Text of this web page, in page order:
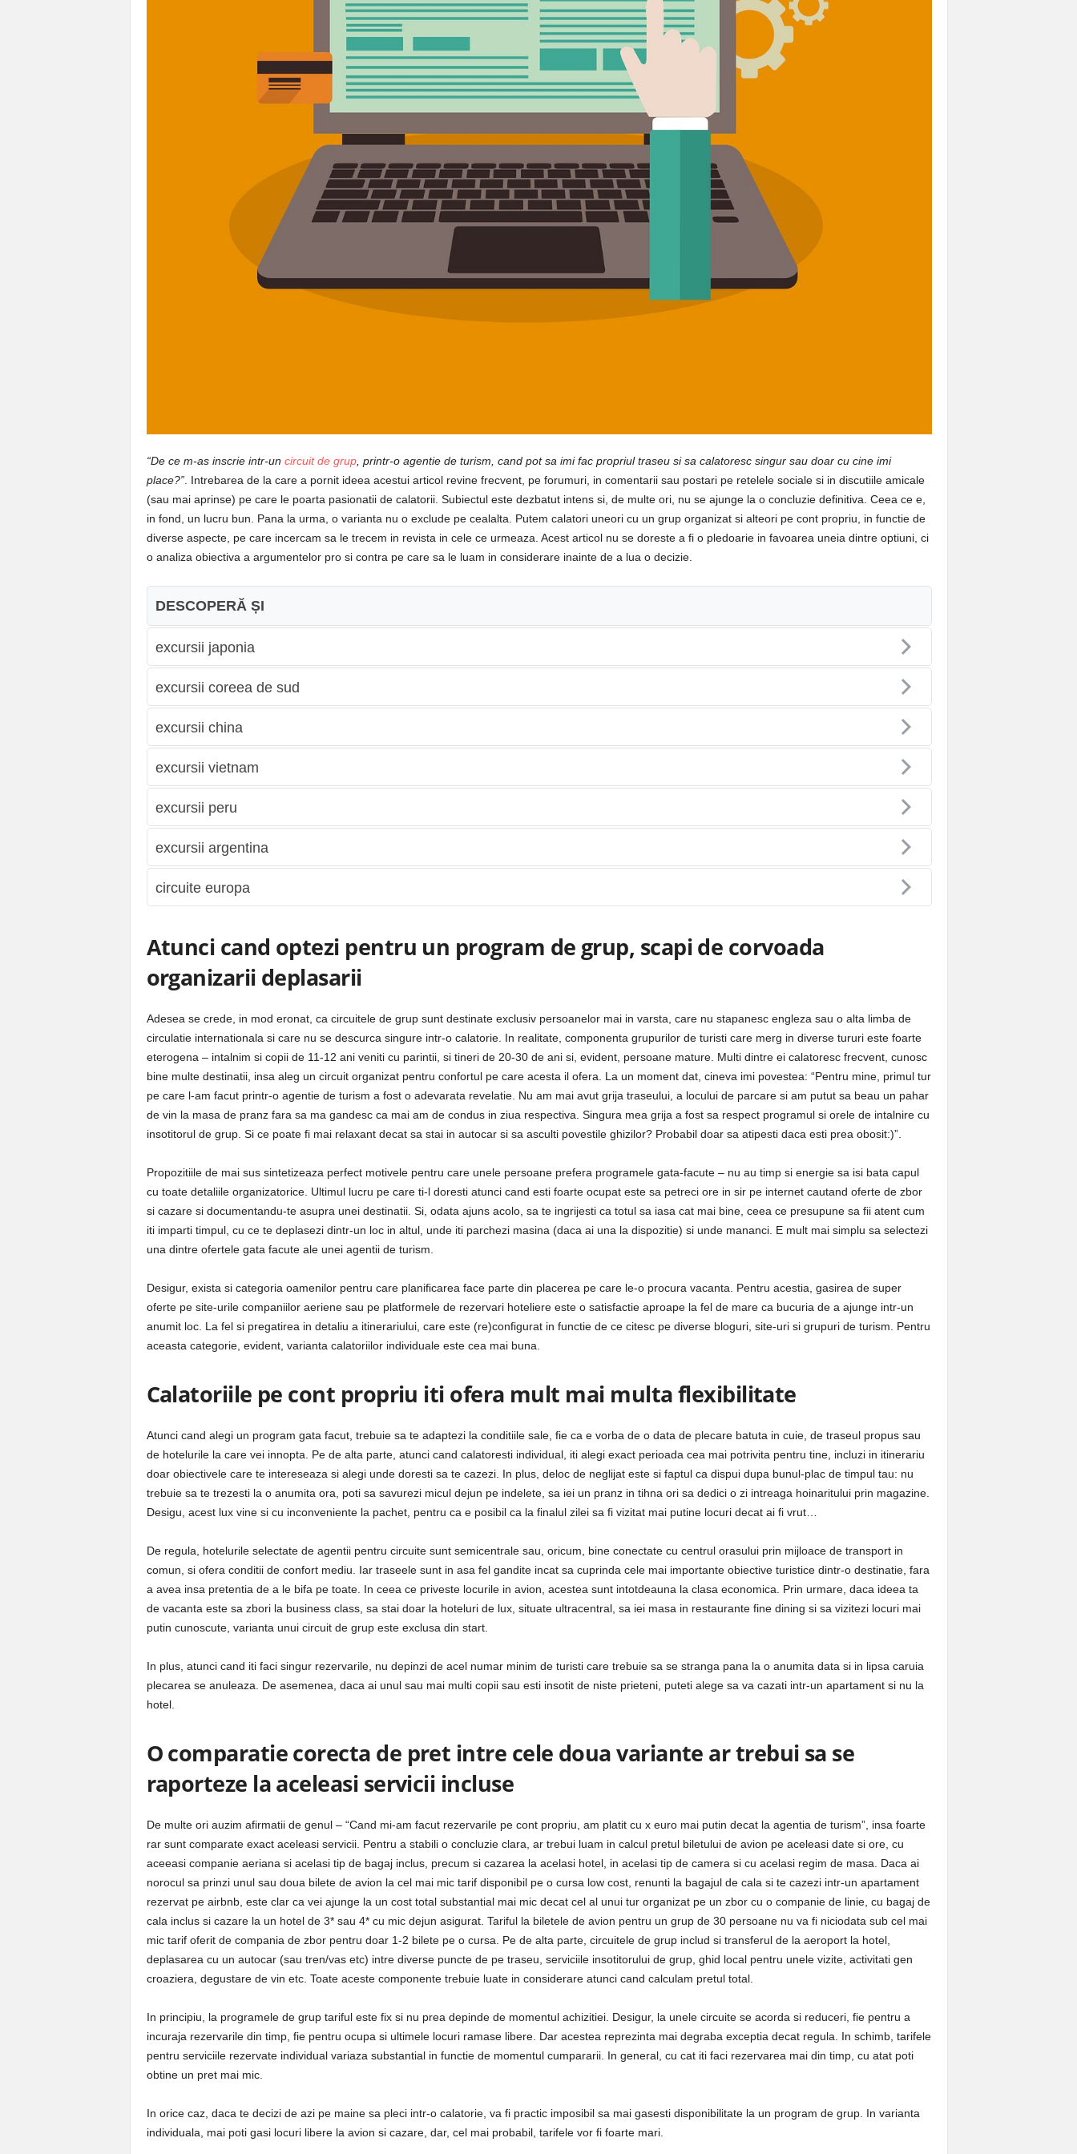
“De ce m-as inscrie intr-un circuit de grup, printr-o agentie de turism, cand pot sa imi fac propriul traseu si sa calatoresc singur sau doar cu cine imi
place?”. Intrebarea de la care a pornit ideea acestui articol revine frecvent, pe forumuri, in comentarii sau postari pe retelele sociale si in discutiile amicale
(sau mai aprinse) pe care le poarta pasionatii de calatorii. Subiectul este dezbatut intens si, de multe ori, nu se ajunge la o concluzie definitiva. Ceea ce e,
in fond, un lucru bun. Pana la urma, o varianta nu o exclude pe cealalta. Putem calatori uneori cu un grup organizat si alteori pe cont propriu, in functie de
diverse aspecte, pe care incercam sa le trecem in revista in cele ce urmeaza. Acest articol nu se doreste a fi o pledoarie in favoarea uneia dintre optiuni, ci
o analiza obiectiva a argumentelor pro si contra pe care sa le luam in considerare inainte de a lua o decizie.
DESCOPERĂ ȘI
excursii japonia
excursii coreea de sud
excursii china
excursii vietnam
excursii peru
excursii argentina
circuite europa
Atunci cand optezi pentru un program de grup, scapi de corvoada
organizarii deplasarii
Adesea se crede, in mod eronat, ca circuitele de grup sunt destinate exclusiv persoanelor mai in varsta, care nu stapanesc engleza sau o alta limba de
circulatie internationala si care nu se descurca singure intr-o calatorie. In realitate, componenta grupurilor de turisti care merg in diverse tururi este foarte
eterogena – intalnim si copii de 11-12 ani veniti cu parintii, si tineri de 20-30 de ani si, evident, persoane mature. Multi dintre ei calatoresc frecvent, cunosc
bine multe destinatii, insa aleg un circuit organizat pentru confortul pe care acesta il ofera. La un moment dat, cineva imi povestea: “Pentru mine, primul tur
pe care l-am facut printr-o agentie de turism a fost o adevarata revelatie. Nu am mai avut grija traseului, a locului de parcare si am putut sa beau un pahar
de vin la masa de pranz fara sa ma gandesc ca mai am de condus in ziua respectiva. Singura mea grija a fost sa respect programul si orele de intalnire cu
insotitorul de grup. Si ce poate fi mai relaxant decat sa stai in autocar si sa asculti povestile ghizilor? Probabil doar sa atipesti daca esti prea obosit:)”.
Propozitiile de mai sus sintetizeaza perfect motivele pentru care unele persoane prefera programele gata-facute – nu au timp si energie sa isi bata capul
cu toate detaliile organizatorice. Ultimul lucru pe care ti-l doresti atunci cand esti foarte ocupat este sa petreci ore in sir pe internet cautand oferte de zbor
si cazare si documentandu-te asupra unei destinatii. Si, odata ajuns acolo, sa te ingrijesti ca totul sa iasa cat mai bine, ceea ce presupune sa fii atent cum
iti imparti timpul, cu ce te deplasezi dintr-un loc in altul, unde iti parchezi masina (daca ai una la dispozitie) si unde mananci. E mult mai simplu sa selectezi
una dintre ofertele gata facute ale unei agentii de turism.
Desigur, exista si categoria oamenilor pentru care planificarea face parte din placerea pe care le-o procura vacanta. Pentru acestia, gasirea de super
oferte pe site-urile companiilor aeriene sau pe platformele de rezervari hoteliere este o satisfactie aproape la fel de mare ca bucuria de a ajunge intr-un
anumit loc. La fel si pregatirea in detaliu a itinerariului, care este (re)configurat in functie de ce citesc pe diverse bloguri, site-uri si grupuri de turism. Pentru
aceasta categorie, evident, varianta calatoriilor individuale este cea mai buna.
Calatoriile pe cont propriu iti ofera mult mai multa flexibilitate
Atunci cand alegi un program gata facut, trebuie sa te adaptezi la conditiile sale, fie ca e vorba de o data de plecare batuta in cuie, de traseul propus sau
de hotelurile la care vei innopta. Pe de alta parte, atunci cand calatoresti individual, iti alegi exact perioada cea mai potrivita pentru tine, incluzi in itinerariu
doar obiectivele care te intereseaza si alegi unde doresti sa te cazezi. In plus, deloc de neglijat este si faptul ca dispui dupa bunul-plac de timpul tau: nu
trebuie sa te trezesti la o anumita ora, poti sa savurezi micul dejun pe indelete, sa iei un pranz in tihna ori sa dedici o zi intreaga hoinaritului prin magazine.
Desigu, acest lux vine si cu inconveniente la pachet, pentru ca e posibil ca la finalul zilei sa fi vizitat mai putine locuri decat ai fi vrut…
De regula, hotelurile selectate de agentii pentru circuite sunt semicentrale sau, oricum, bine conectate cu centrul orasului prin mijloace de transport in
comun, si ofera conditii de confort mediu. Iar traseele sunt in asa fel gandite incat sa cuprinda cele mai importante obiective turistice dintr-o destinatie, fara
a avea insa pretentia de a le bifa pe toate. In ceea ce priveste locurile in avion, acestea sunt intotdeauna la clasa economica. Prin urmare, daca ideea ta
de vacanta este sa zbori la business class, sa stai doar la hoteluri de lux, situate ultracentral, sa iei masa in restaurante fine dining si sa vizitezi locuri mai
putin cunoscute, varianta unui circuit de grup este exclusa din start.
In plus, atunci cand iti faci singur rezervarile, nu depinzi de acel numar minim de turisti care trebuie sa se stranga pana la o anumita data si in lipsa caruia
plecarea se anuleaza. De asemenea, daca ai unul sau mai multi copii sau esti insotit de niste prieteni, puteti alege sa va cazati intr-un apartament si nu la
hotel.
O comparatie corecta de pret intre cele doua variante ar trebui sa se
raporteze la aceleasi servicii incluse
De multe ori auzim afirmatii de genul – “Cand mi-am facut rezervarile pe cont propriu, am platit cu x euro mai putin decat la agentia de turism”, insa foarte
rar sunt comparate exact aceleasi servicii. Pentru a stabili o concluzie clara, ar trebui luam in calcul pretul biletului de avion pe aceleasi date si ore, cu
aceeasi companie aeriana si acelasi tip de bagaj inclus, precum si cazarea la acelasi hotel, in acelasi tip de camera si cu acelasi regim de masa. Daca ai
norocul sa prinzi unul sau doua bilete de avion la cel mai mic tarif disponibil pe o cursa low cost, renunti la bagajul de cala si te cazezi intr-un apartament
rezervat pe airbnb, este clar ca vei ajunge la un cost total substantial mai mic decat cel al unui tur organizat pe un zbor cu o companie de linie, cu bagaj de
cala inclus si cazare la un hotel de 3* sau 4* cu mic dejun asigurat. Tariful la biletele de avion pentru un grup de 30 persoane nu va fi niciodata sub cel mai
mic tarif oferit de compania de zbor pentru doar 1-2 bilete pe o cursa. Pe de alta parte, circuitele de grup includ si transferul de la aeroport la hotel,
deplasarea cu un autocar (sau tren/vas etc) intre diverse puncte de pe traseu, serviciile insotitorului de grup, ghid local pentru unele vizite, activitati gen
croaziera, degustare de vin etc. Toate aceste componente trebuie luate in considerare atunci cand calculam pretul total.
In principiu, la programele de grup tariful este fix si nu prea depinde de momentul achizitiei. Desigur, la unele circuite se acorda si reduceri, fie pentru a
incuraja rezervarile din timp, fie pentru ocupa si ultimele locuri ramase libere. Dar acestea reprezinta mai degraba exceptia decat regula. In schimb, tarifele
pentru serviciile rezervate individual variaza substantial in functie de momentul cumpararii. In general, cu cat iti faci rezervarea mai din timp, cu atat poti
obtine un pret mai mic.
In orice caz, daca te decizi de azi pe maine sa pleci intr-o calatorie, va fi practic imposibil sa mai gasesti disponibilitate la un program de grup. In varianta
individuala, mai poti gasi locuri libere la avion si cazare, dar, cel mai probabil, tarifele vor fi foarte mari.